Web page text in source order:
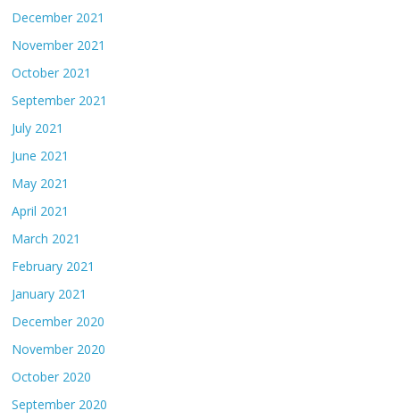
December 2021
November 2021
October 2021
September 2021
July 2021
June 2021
May 2021
April 2021
March 2021
February 2021
January 2021
December 2020
November 2020
October 2020
September 2020